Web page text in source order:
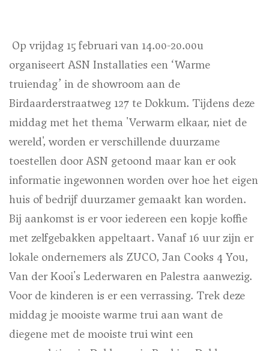
Op vrijdag 15 februari van 14.00-20.00u
organiseert ASN Installaties een ‘Warme
truiendag’ in de showroom aan de
Birdaarderstraatweg 127 te Dokkum. Tijdens deze
middag met het thema 'Verwarm elkaar, niet de
wereld', worden er verschillende duurzame
toestellen door ASN getoond maar kan er ook
informatie ingewonnen worden over hoe het eigen
huis of bedrijf duurzamer gemaakt kan worden.
Bij aankomst is er voor iedereen een kopje koffie
met zelfgebakken appeltaart. Vanaf 16 uur zijn er
lokale ondernemers als ZUCO, Jan Cooks 4 You,
Van der Kooi's Lederwaren en Palestra aanwezig.
Voor de kinderen is er een verrassing. Trek deze
middag je mooiste warme trui aan want de
diegene met de mooiste trui wint een